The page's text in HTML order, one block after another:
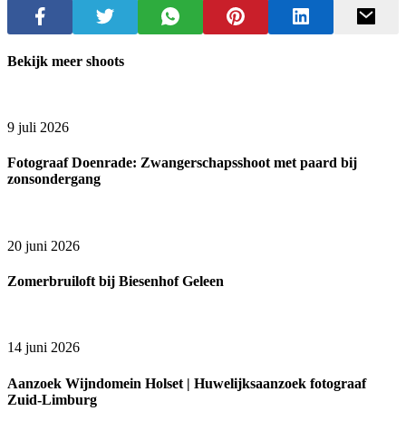
Bekijk meer shoots
9 juli 2026
Fotograaf Doenrade: Zwangerschapsshoot met paard bij
zonsondergang
20 juni 2026
Zomerbruiloft bij Biesenhof Geleen
14 juni 2026
Aanzoek Wijndomein Holset | Huwelijksaanzoek fotograaf
Zuid-Limburg